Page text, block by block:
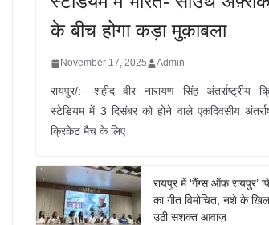
के बीच होगा कड़ा मुक़ाबला
November 17, 2025 Admin
रायपुर/:- शहीद वीर नारायण सिंह अंतर्राष्ट्रीय
स्टेडियम में 3 दिसंबर को होने वाले एकदिवसीय
क्रिकेट मैच के लिए
रायपुर में ‘गैंग्स ऑफ रायपुर’
का गीत विमोचित, नशे के
उठी सशक्त आवाज़